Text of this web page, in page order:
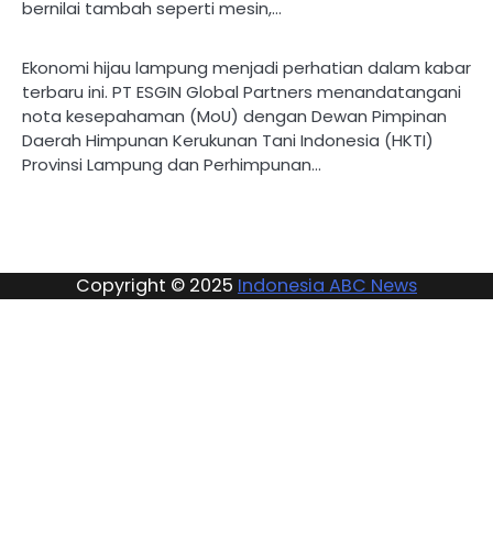
bernilai tambah seperti mesin,…
Ekonomi hijau lampung menjadi perhatian dalam kabar
terbaru ini. PT ESGIN Global Partners menandatangani
nota kesepahaman (MoU) dengan Dewan Pimpinan
Daerah Himpunan Kerukunan Tani Indonesia (HKTI)
Provinsi Lampung dan Perhimpunan…
Copyright © 2025 Indonesia ABC News